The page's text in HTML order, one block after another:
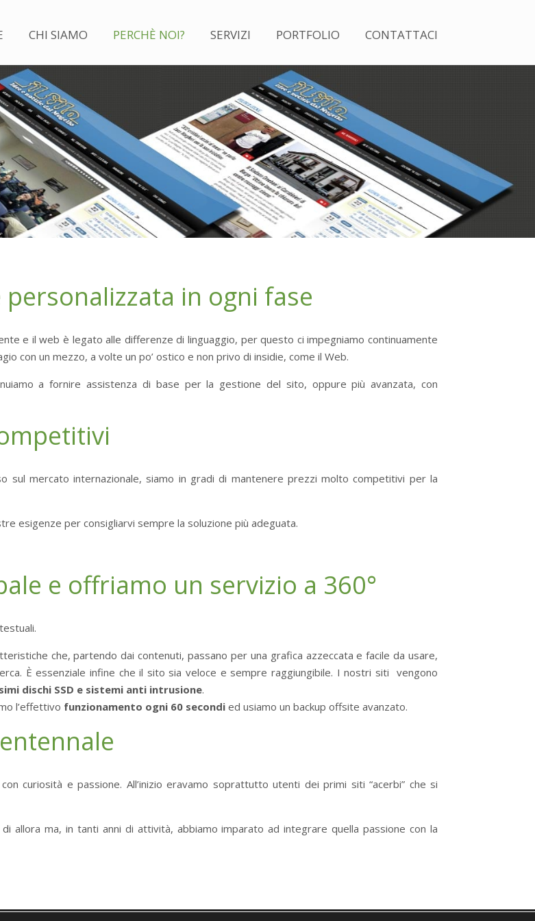
CHI SIAMO PERCHÈ NOI? SERVIZI PORTFOLIO CONTATTACI
personalizzata in ogni fase
e il web è legato alle differenze di linguaggio, per questo ci impegniamo continuamente
con un mezzo, a volte un po’ ostico e non privo di insidie, come il Web.
a fornire assistenza di base per la gestione del sito, oppure più avanzata, con
sul mercato internazionale, siamo in gradi di mantenere prezzi molto competitivi per la
esigenze per consigliarvi sempre la soluzione più adeguata.
e offriamo un servizio a 360°
che, partendo dai contenuti, passano per una grafica azzeccata e facile da usare,
È essenziale infine che il sito sia veloce e sempre raggiungibile. I nostri siti vengono
dischi SSD e sistemi anti intrusione.
l’effettivo funzionamento ogni 60 secondi ed usiamo un backup offsite avanzato.
curiosità e passione. All’inizio eravamo soprattutto utenti dei primi siti “acerbi” che si
allora ma, in tanti anni di attività, abbiamo imparato ad integrare quella passione con la